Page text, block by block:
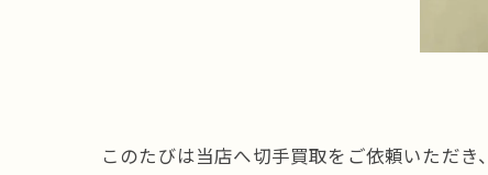
このたびは当店へ切手買取をご依頼いただき、